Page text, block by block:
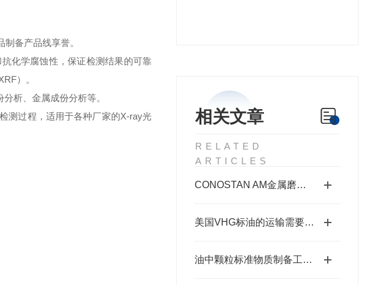
相关文章
RELATED
ARTICLES
CONOSTAN AM金属磨损标油使用期限延长的存放要点
美国VHG标油的运输需要注意哪些问题？
油中颗粒标准物质制备工艺是怎样的？
备产品线享誉。
化学腐蚀性，保证检测结果的可靠
）。
析、金属成份分析等。
检测过程，适用于各种厂家的X-ray光